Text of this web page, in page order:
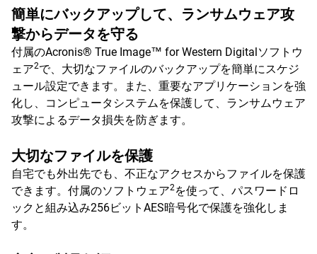
簡単にバックアップして、ランサムウェア攻
撃からデータを守る
付属のAcronis® True Image™ for Western Digitalソフトウ
ェア2で、大切なファイルのバックアップを簡単にスケジ
ュール設定できます。また、重要なアプリケーションを強
化し、コンピュータシステムを保護して、ランサムウェア
攻撃によるデータ損失を防ぎます。
大切なファイルを保護
自宅でも外出先でも、不正なアクセスからファイルを保護
できます。付属のソフトウェア2を使って、パスワードロ
ックと組み込み256ビットAES暗号化で保護を強化しま
す。